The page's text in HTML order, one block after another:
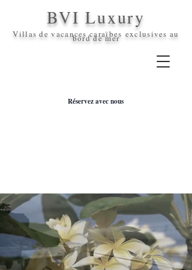
Réservez avec nous
BVI Luxury
Villas de vacances caraïbes exclusivesau
bord de mer